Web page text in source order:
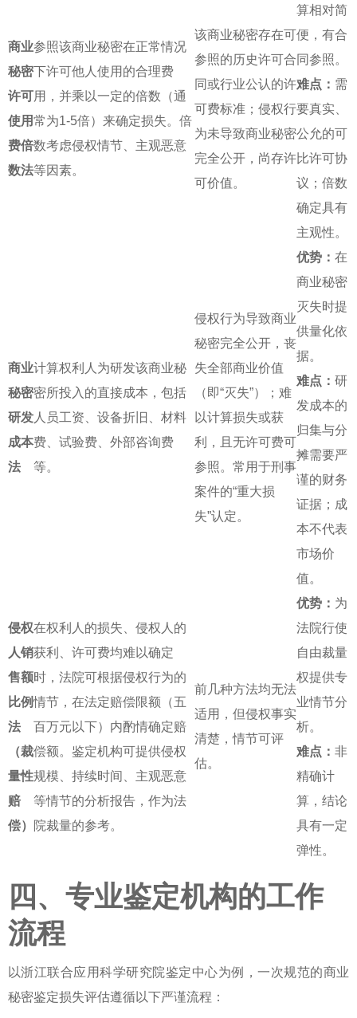
商业
秘密
许可
使用
费倍
数法
参照该商业秘密在正常情况
下许可他人使用的合理费
用，并乘以一定的倍数（通
常为1-5倍）来确定损失。倍
数考虑侵权情节、主观恶意
等因素。
该商业秘密存在可
参照的历史许可合
同或行业公认的许
可费标准；侵权行
为未导致商业秘密
完全公开，尚存许
可价值。
算相对简
便，有合
同参照。
难点： 需
要真实、
公允的可
比许可协
议；倍数
确定具有
主观性。
商业
秘密
研发
成本
法
计算权利人为研发该商业秘
密所投入的直接成本，包括
人员工资、设备折旧、材料
费、试验费、外部咨询费
等。
侵权行为导致商业
秘密完全公开，丧
失全部商业价值
（即“灭失”）；难
以计算损失或获
利，且无许可费可
参照。常用于刑事
案件的“重大损
失”认定。
优势： 在
商业秘密
灭失时提
供量化依
据。
难点： 研
发成本的
归集与分
摊需要严
谨的财务
证据；成
本不代表
市场价
值。
侵权
人销
售额
比例
法
（裁
量性
赔
偿）
在权利人的损失、侵权人的
获利、许可费均难以确定
时，法院可根据侵权行为的
情节，在法定赔偿限额（五
百万元以下）内酌情确定赔
偿额。鉴定机构可提供侵权
规模、持续时间、主观恶意
等情节的分析报告，作为法
院裁量的参考。
前几种方法均无法
适用，但侵权事实
清楚，情节可评
估。
优势： 为
法院行使
自由裁量
权提供专
业情节分
析。
难点： 非
精确计
算，结论
具有一定
弹性。
四、专业鉴定机构的工作
流程
以浙江联合应用科学研究院鉴定中心为例，一次规范的商业
秘密鉴定损失评估遵循以下严谨流程：